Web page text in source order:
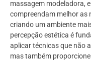
massagem modeladora,
compreendam melhor as
criando um ambiente
percepção estética é
aplicar técnicas que não
mas também